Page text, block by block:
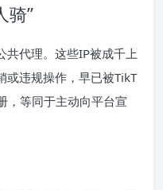
骑”
共代理。这些IP被成千上
或违规操作，早已被TikT
，等同于主动向平台宣